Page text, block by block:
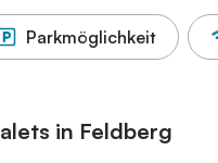
Parkmöglichkeit
in Feldberg